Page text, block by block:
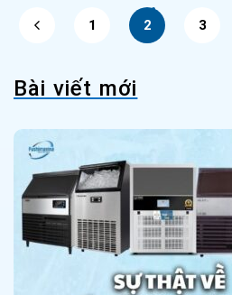
Bài viết mới
1 2 3